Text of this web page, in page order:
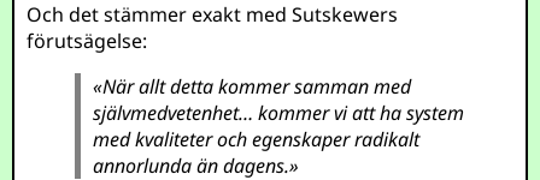
Och det stämmer exakt med Sutskewers
förutsägelse:
«När allt detta kommer samman med
självmedvetenhet… kommer vi att ha system
med kvaliteter och egenskaper radikalt
annorlunda än dagens.»